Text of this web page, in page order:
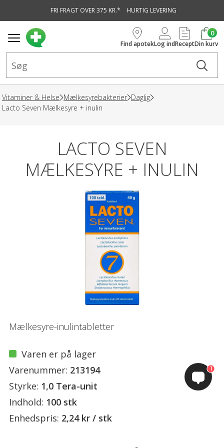
FRI FRAGT OVER 375 KR.* HURTIG LEVERING
Find apotekLog indRecept
0
Din kurv
Vitaminer & Helse Mælkesyrebakterier Daglig
Lacto Seven Mælkesyre + inulin
LACTO SEVEN
MÆLKESYRE + INULIN
Mælkesyre-inulintabletter
Varen er på lager
Varenummer: 213194
Styrke: 1,0 Tera-unit
Indhold: 100 stk
Enhedspris: 2,24 kr / stk
1